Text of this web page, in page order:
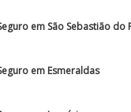
em São Sebastião do
em Esmeraldas